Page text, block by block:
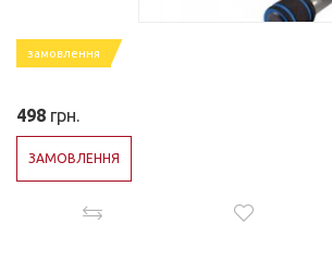
замовлення
498 грн.
ЗАМОВЛЕННЯ